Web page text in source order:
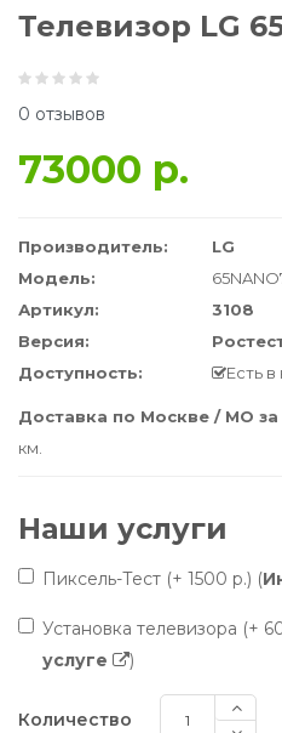
Телевизор LG
0 отзывов
73000 р.
Производитель:
LG
Модель:
Артикул:
3108
Версия:
Доступность:
Есть в
Доставка по Москве / МО
км.
Наши услуги
Пиксель-Тест (+ 1500 р.) (
Установка телевизора (+
услуге
)
Количество